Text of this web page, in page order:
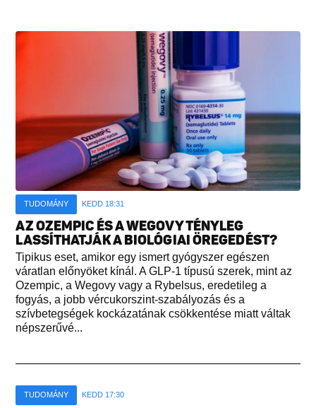
TUDOMÁNY KEDD 18:31
AZ OZEMPIC ÉS A WEGOVY TÉNYLEG
LASSÍTHATJÁK A BIOLÓGIAI ÖREGEDÉST?
Tipikus eset, amikor egy ismert gyógyszer egészen
váratlan előnyöket kínál. A GLP-1 típusú szerek, mint az
Ozempic, a Wegovy vagy a Rybelsus, eredetileg a
fogyás, a jobb vércukorszint-szabályozás és a
szívbetegségek kockázatának csökkentése miatt váltak
népszerűvé...
TUDOMÁNY KEDD 17:30